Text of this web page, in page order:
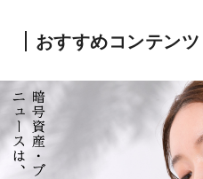
おすすめコンテンツ